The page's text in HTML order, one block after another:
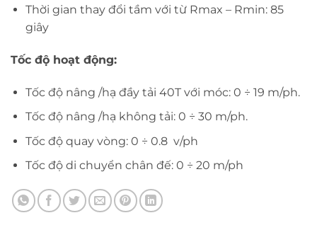
Thời gian thay đổi tầm với từ Rmax – Rmin: 85
giây
Tốc độ hoạt động:
Tốc độ nâng /hạ đầy tải 40T với móc: 0 ÷ 19 m/ph.
Tốc độ nâng /hạ không tải: 0 ÷ 30 m/ph.
Tốc độ quay vòng: 0 ÷ 0.8 v/ph
Tốc độ di chuyển chân đế: 0 ÷ 20 m/ph